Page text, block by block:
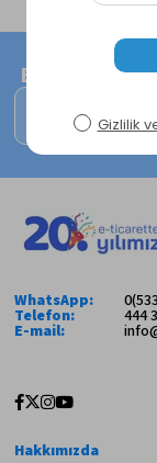
E-Bültene
WhatsApp:
Telefon: 444
E-mail:
Hakkımızda